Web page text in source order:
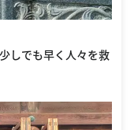
しでも早く人々を救